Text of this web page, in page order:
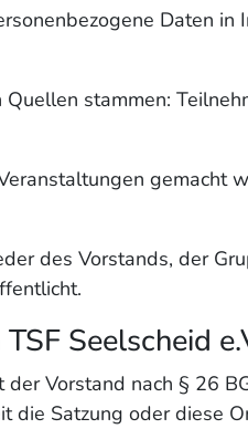
Daten
stammen:
gemacht
des Vorstands, der
Seelscheid
Vorstand nach § 26
Satzung oder diese